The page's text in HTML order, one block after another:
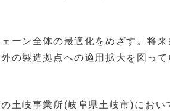
ーン全体の最適化をめざす。将来
の製造拠点への適用拡大を図って
土岐事業所(岐阜県土岐市)におい